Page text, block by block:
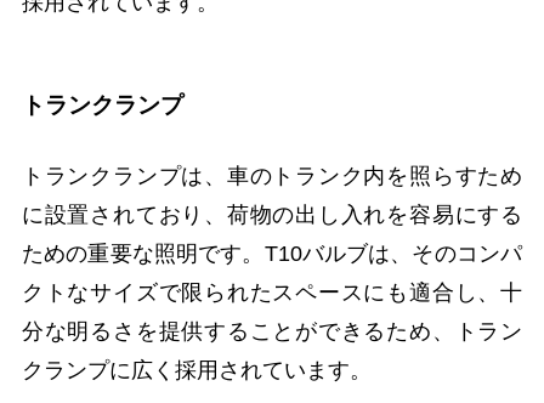
トランクランプ
トランクランプは、車のトランク内を照らすため
に設置されており、荷物の出し入れを容易にする
ための重要な照明です。T10バルブは、そのコンパ
クトなサイズで限られたスペースにも適合し、十
分な明るさを提供することができるため、トラン
クランプに広く採用されています。